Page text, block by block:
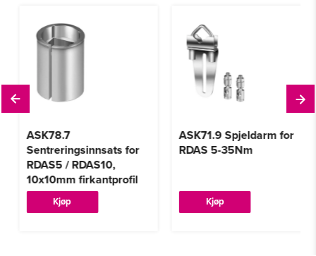
ASK78.7
Sentreringsinnsats for
RDAS5 / RDAS10,
10x10mm firkantprofil
Kjøp
ASK71.9 Spjeldarm for
RDAS 5-35Nm
Kjøp